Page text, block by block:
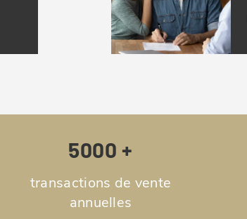
5000 +
transactions de vente
annuelles